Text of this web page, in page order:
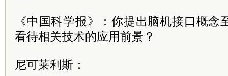
《中国科学报》：你提出脑机接口概念
看待相关技术的应用前景？
尼可莱利斯：